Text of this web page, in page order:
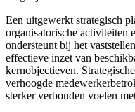
Een uitgewerkt strategisch
organisatorische activiteiten
ondersteunt bij het
effectieve inzet van
kernobjectieven.
verhoogde
sterker verbonden voelen